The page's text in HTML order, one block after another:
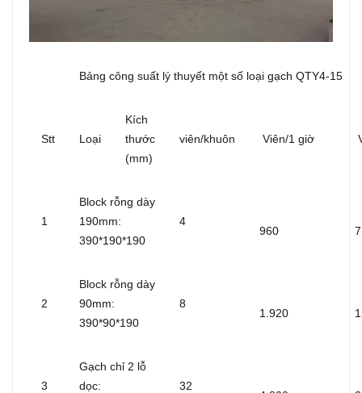
Bảng công suất lý thuyết một số loại gạch QTY4-15
Stt Loại
Kích
thước
(mm)
viên/khuôn Viên/1 giờ
1
Block rỗng dày
190mm:
390*190*190
4
960
2
Block rỗng dày
90mm:
390*90*190
8
1.920
3
Gạch chỉ 2 lỗ
dọc:
32